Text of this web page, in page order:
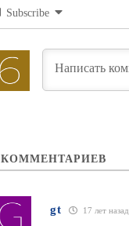
Subscribe
КОММЕНТАРИЕВ
gt 17 лет назад